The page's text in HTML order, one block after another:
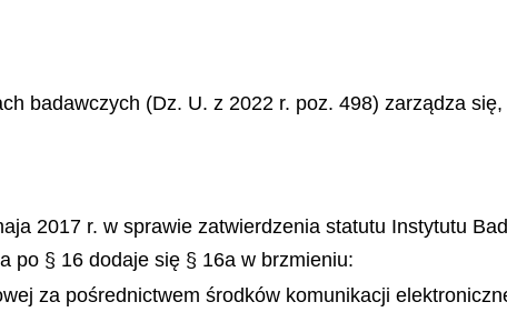
badawczych (Dz. U. z 2022 r. poz. 498) zarządza
2017 r. w sprawie zatwierdzenia statutu Instytutu
po § 16 dodaje się § 16a w brzmieniu:
za pośrednictwem środków komunikacji